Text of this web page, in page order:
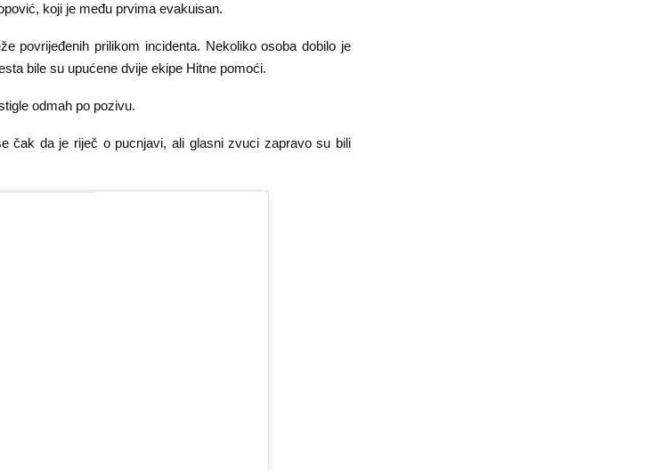
koji je među prvima evakuisan.
povrijeđenih prilikom incidenta. Nekoliko osoba dobilo je
bile su upućene dvije ekipe Hitne pomoći.
odmah po pozivu.
čak da je riječ o pucnjavi, ali glasni zvuci zapravo su bili